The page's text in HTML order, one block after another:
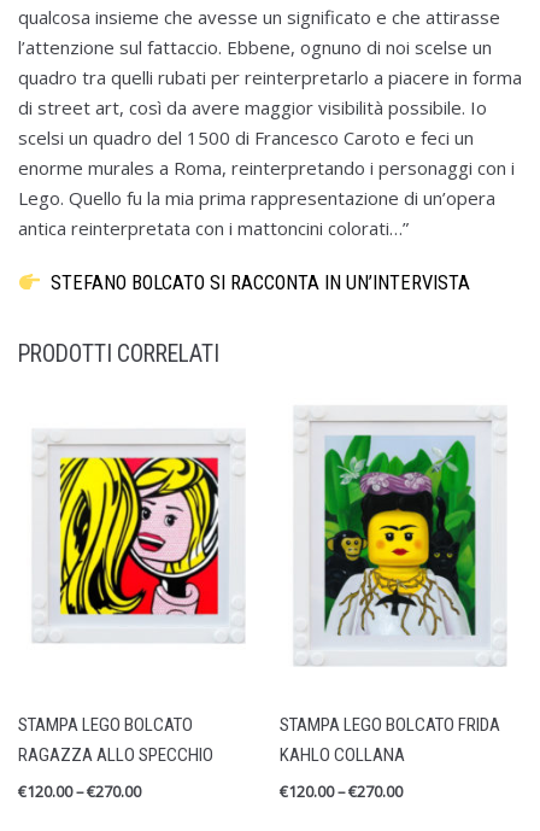
qualcosa insieme che avesse un significato e che attirasse
l’attenzione sul fattaccio. Ebbene, ognuno di noi scelse un
quadro tra quelli rubati per reinterpretarlo a piacere in forma
di street art, così da avere maggior visibilità possibile. Io
scelsi un quadro del 1500 di Francesco Caroto e feci un
enorme murales a Roma, reinterpretando i personaggi con i
Lego. Quello fu la mia prima rappresentazione di un’opera
antica reinterpretata con i mattoncini colorati…”
STEFANO BOLCATO SI RACCONTA IN UN’INTERVISTA
PRODOTTI CORRELATI
STAMPA LEGO BOLCATO
RAGAZZA ALLO SPECCHIO
€120.00–€270.00
STAMPA LEGO BOLCATO FRIDA
KAHLO COLLANA
€120.00–€270.00